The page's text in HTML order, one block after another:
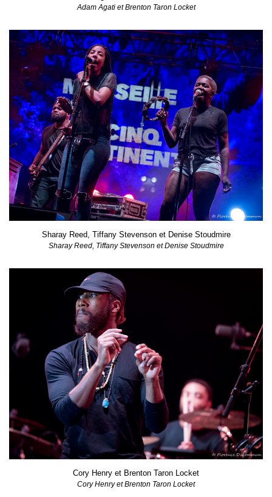
Adam Agati et Brenton Taron Locket
Sharay Reed, Tiffany Stevenson et Denise Stoudmire
Sharay Reed, Tiffany Stevenson et Denise Stoudmire
Cory Henry et Brenton Taron Locket
Cory Henry et Brenton Taron Locket